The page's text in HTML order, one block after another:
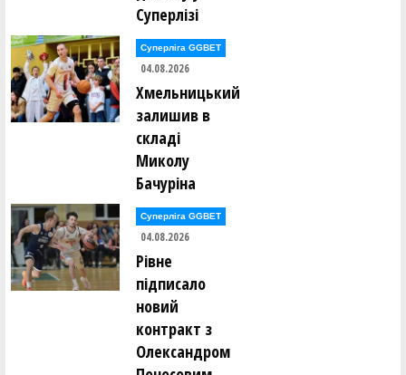
Суперлізі
Суперліга GGBET
04.08.2026
Хмельницький
залишив в
складі
Миколу
Бачуріна
Суперліга GGBET
04.08.2026
Рівне
підписало
новий
контракт з
Олександром